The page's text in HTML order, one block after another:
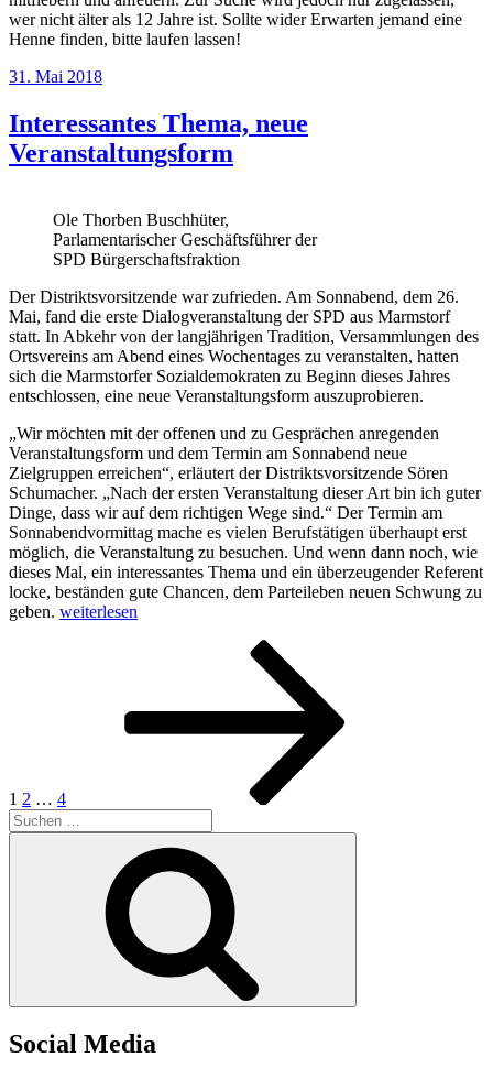
wer nicht älter als 12 Jahre ist. Sollte wider Erwarten jemand eine
Henne finden, bitte laufen lassen!
Veröffentlicht
31. Mai 2018
Interessantes Thema, neue
Veranstaltungsform
Ole Thorben Buschhüter,
Parlamentarischer Geschäftsführer der
SPD Bürgerschaftsfraktion
Der Distriktsvorsitzende war zufrieden. Am Sonnabend, dem 26.
Mai, fand die erste Dialogveranstaltung der SPD aus Marmstorf
statt. In Abkehr von der langjährigen Tradition, Versammlungen des
Ortsvereins am Abend eines Wochentages zu veranstalten, hatten
sich die Marmstorfer Sozialdemokraten zu Beginn dieses Jahres
entschlossen, eine neue Veranstaltungsform auszuprobieren.
„Wir möchten mit der offenen und zu Gesprächen anregenden
Veranstaltungsform und dem Termin am Sonnabend neue
Zielgruppen erreichen“, erläutert der Distriktsvorsitzende Sören
Schumacher. „Nach der ersten Veranstaltung dieser Art bin ich guter
Dinge, dass wir auf dem richtigen Wege sind.“ Der Termin am
Sonnabendvormittag mache es vielen Berufstätigen überhaupt erst
möglich, die Veranstaltung zu besuchen. Und wenn dann noch, wie
dieses Mal, ein interessantes Thema und ein überzeugender Referent
locke, beständen gute Chancen, dem Parteileben neuen Schwung zu
geben. „Interessantes
weiterlesen
1 2 … 4
Suchen
nach:
Social Media